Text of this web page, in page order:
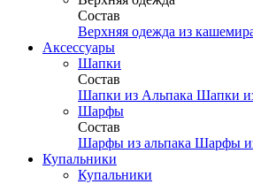
Состав
Верхняя одежда из
Аксесcуары
Шапки
Состав
Шапки из Альпака Шапки
Шарфы
Состав
Шарфы из альпака Шарфы
Купальники
Купальники